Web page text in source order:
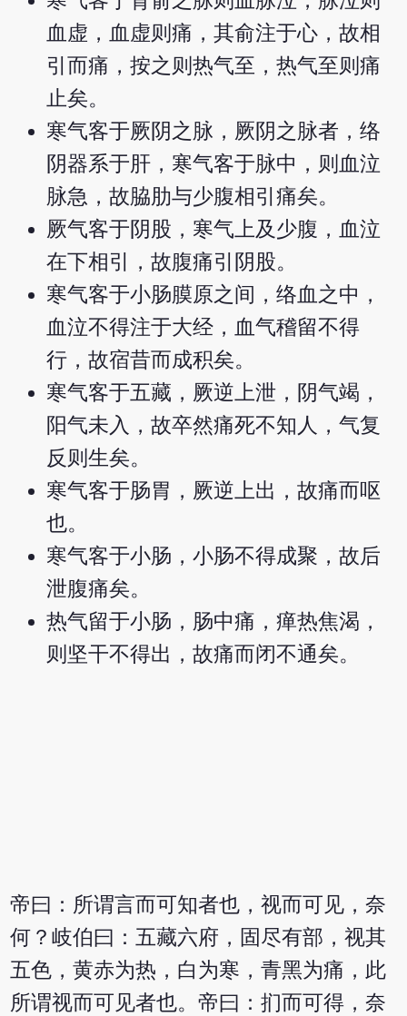
血虚，血虚则痛，其俞注于心，故相
引而痛，按之则热气至，热气至则痛
止矣。
寒气客于厥阴之脉，厥阴之脉者，络
阴器系于肝，寒气客于脉中，则血泣
脉急，故脇肋与少腹相引痛矣。
厥气客于阴股，寒气上及少腹，血泣
在下相引，故腹痛引阴股。
寒气客于小肠膜原之间，络血之中，
血泣不得注于大经，血气稽留不得
行，故宿昔而成积矣。
寒气客于五藏，厥逆上泄，阴气竭，
阳气未入，故卒然痛死不知人，气复
反则生矣。
寒气客于肠胃，厥逆上出，故痛而呕
也。
寒气客于小肠，小肠不得成聚，故后
泄腹痛矣。
热气留于小肠，肠中痛，瘅热焦渴，
则坚干不得出，故痛而闭不通矣。
帝曰：所谓言而可知者也，视而可见，奈
何？岐伯曰：五藏六府，固尽有部，视其
五色，黄赤为热，白为寒，青黑为痛，此
所谓视而可见者也。帝曰：扪而可得，奈